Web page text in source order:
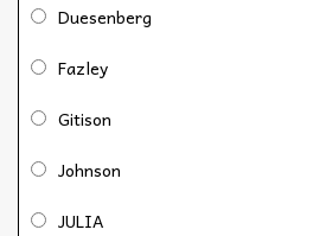
Duesenberg
Fazley
Gitison
Johnson
JULIA